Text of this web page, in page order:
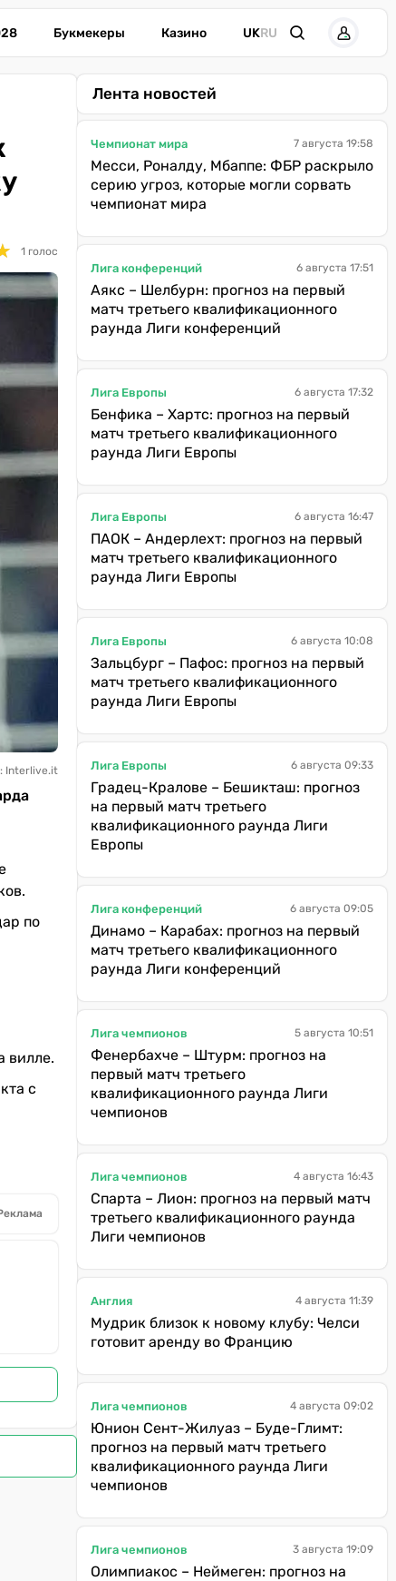
Букмекеры Казино UKRU
1 голос
Interlive.it
по
вилле.
с
Лента новостей
Чемпионат мира 7 августа 19:58
Месси, Роналду, Мбаппе: ФБР раскрыло
серию угроз, которые могли сорвать
чемпионат мира
Лига конференций 6 августа 17:51
Аякс – Шелбурн: прогноз на первый
матч третьего квалификационного
раунда Лиги конференций
Лига Европы 6 августа 17:32
Бенфика – Хартс: прогноз на первый
матч третьего квалификационного
раунда Лиги Европы
Лига Европы 6 августа 16:47
ПАОК – Андерлехт: прогноз на первый
матч третьего квалификационного
раунда Лиги Европы
Лига Европы 6 августа 10:08
Зальцбург – Пафос: прогноз на первый
матч третьего квалификационного
раунда Лиги Европы
Лига Европы 6 августа 09:33
Градец-Кралове – Бешикташ: прогноз
на первый матч третьего
квалификационного раунда Лиги
Европы
Лига конференций 6 августа 09:05
Динамо – Карабах: прогноз на первый
матч третьего квалификационного
раунда Лиги конференций
Лига чемпионов 5 августа 10:51
Фенербахче – Штурм: прогноз на
первый матч третьего
квалификационного раунда Лиги
чемпионов
Лига чемпионов 4 августа 16:43
Спарта – Лион: прогноз на первый матч
третьего квалификационного раунда
Лиги чемпионов
Англия 4 августа 11:39
Мудрик близок к новому клубу: Челси
готовит аренду во Францию
Лига чемпионов 4 августа 09:02
Юнион Сент-Жилуаз – Буде-Глимт:
прогноз на первый матч третьего
квалификационного раунда Лиги
чемпионов
Лига чемпионов 3 августа 19:09
Олимпиакос – Неймеген: прогноз на